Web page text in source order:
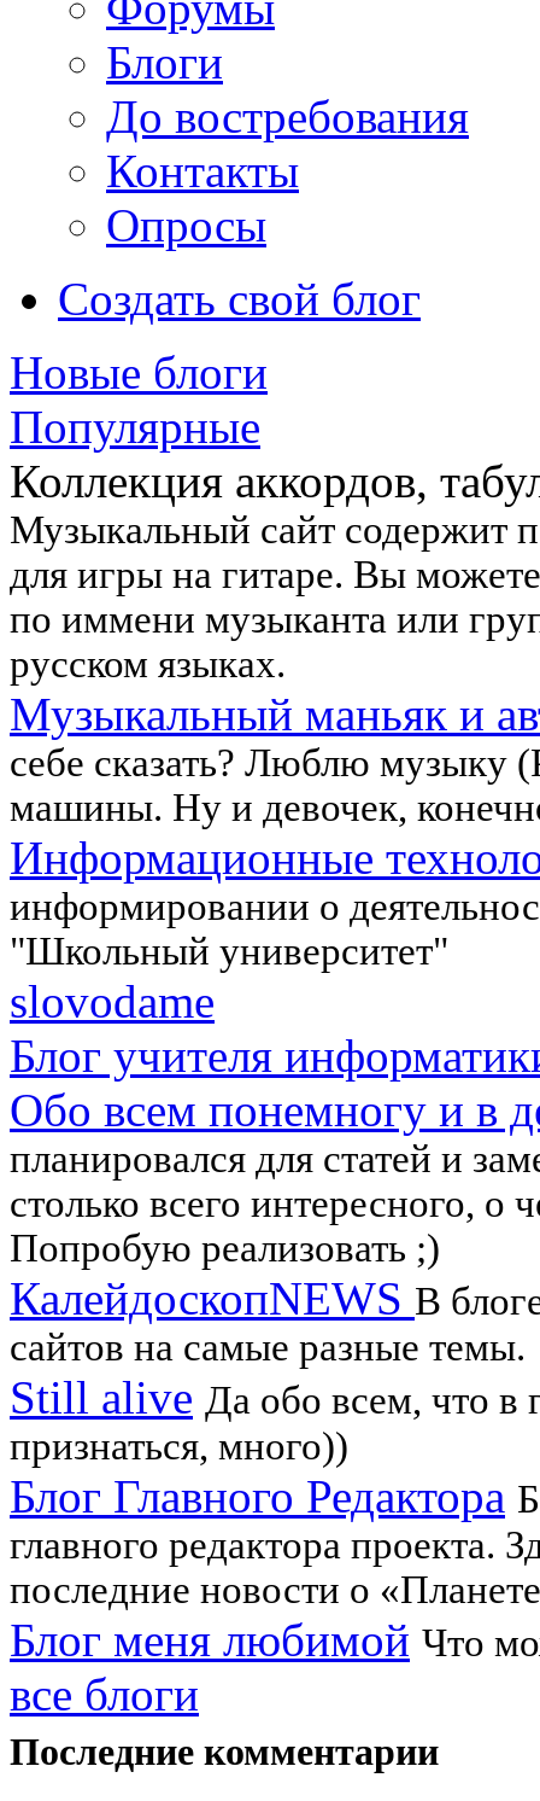
Блоги
До востребования
Контакты
Опросы
Создать свой блог
Новые блоги
Популярные
Коллекция аккордов,
Музыкальный сайт содержит
для игры на гитаре. Вы
по иммени музыканта или
русском языках.
Музыкальный маньяк и
себе сказать? Люблю музыку
машины. Ну и девочек,
Информационные
информировании о
"Школьный университет"
slovodame
Блог учителя
Обо всем понемногу и в
планировался для статей и
столько всего интересного, о
Попробую реализовать ;)
КалейдоскопNEWS В
сайтов на самые разные темы.
Still alive Да обо всем, что в
признаться, много))
Блог Главного Редактора
главного редактора проекта.
последние новости о
Блог меня любимой Что
все блоги
Последние комментарии